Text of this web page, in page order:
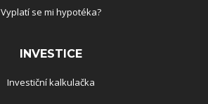
Vyplatí se mi hypotéka?
INVESTICE
Investiční kalkulačka